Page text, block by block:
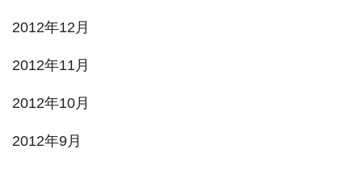
2012年12月
2012年11月
2012年10月
2012年9月